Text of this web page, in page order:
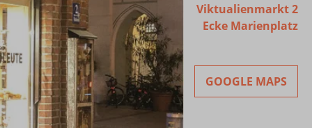
Viktualienmarkt 2
Ecke Marienplatz
GOOGLE MAPS